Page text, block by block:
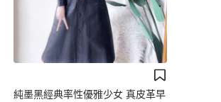
純墨黑經典率性優雅少女 真皮革早